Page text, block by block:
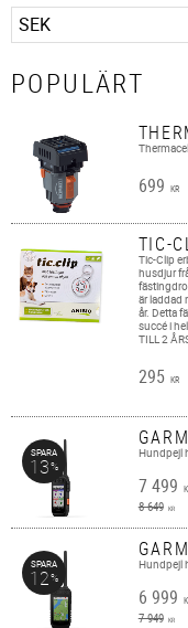
POPULÄRT
699 KR
TIC-
Tic-Clip
husdjur
är laddad
år. Detta
succé i
TILL 2
295 KR
Hundpejl
7 499
8 649 KR
SPARA
13%
Hundpejl
6 999
7 949 KR
SPARA
12%